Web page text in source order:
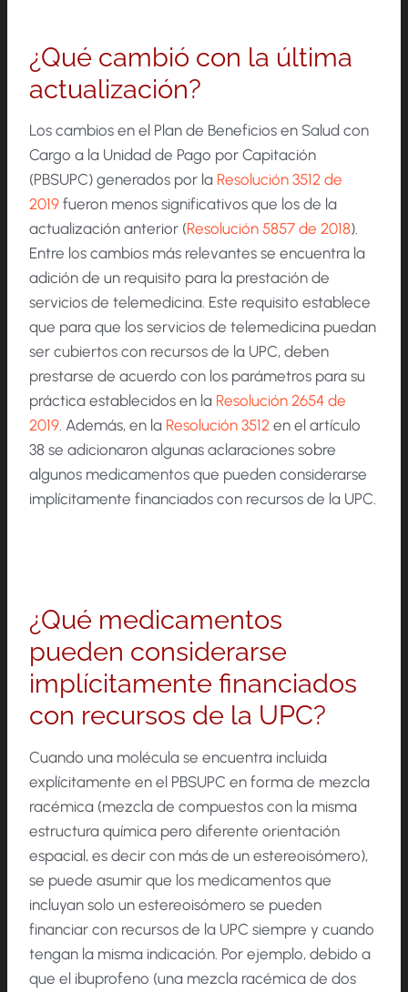
¿Qué cambió con la última
actualización?
Los cambios en el Plan de Beneficios en Salud con
Cargo a la Unidad de Pago por Capitación
(PBSUPC) generados por la Resolución 3512 de
2019 fueron menos significativos que los de la
actualización anterior (Resolución 5857 de 2018).
Entre los cambios más relevantes se encuentra la
adición de un requisito para la prestación de
servicios de telemedicina. Este requisito establece
que para que los servicios de telemedicina puedan
ser cubiertos con recursos de la UPC, deben
prestarse de acuerdo con los parámetros para su
práctica establecidos en la Resolución 2654 de
2019. Además, en la Resolución 3512 en el artículo
38 se adicionaron algunas aclaraciones sobre
algunos medicamentos que pueden considerarse
implícitamente financiados con recursos de la UPC.
¿Qué medicamentos
pueden considerarse
implícitamente financiados
con recursos de la UPC?
Cuando una molécula se encuentra incluida
explícitamente en el PBSUPC en forma de mezcla
racémica (mezcla de compuestos con la misma
estructura química pero diferente orientación
espacial, es decir con más de un estereoisómero),
se puede asumir que los medicamentos que
incluyan solo un estereoisómero se pueden
financiar con recursos de la UPC siempre y cuando
tengan la misma indicación. Por ejemplo, debido a
que el ibuprofeno (una mezcla racémica de dos